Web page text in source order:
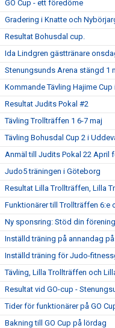
GO Cup - ett föredöme
Gradering i Knatte och
Resultat Bohusdal cup.
Ida Lindgren gästtränare
Stenungsunds Arena stängd 1
Kommande Tävling Hajime Cup
Resultat Judits Pokal #2
Tävling Trollträffen 1 6-7 maj
Tävling Bohusdal Cup 2 i
Anmäl till Judits Pokal 22 April
Judo5 träningen i Göteborg
Resultat Lilla Trollträffen, Lilla
Funktionärer till Trollträffen 6:e
Ny sponsring: Stöd din
Inställd träning på annandag
Inställd träning för Judo-
Tävling, Lilla Trollträffen och
Resultat vid GO-cup -
Tider för funktionärer på GO
Bakning till GO Cup på lördag